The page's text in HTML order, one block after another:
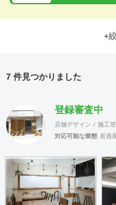
+
7 件見つかりました
登録審査中
店舗デザイン 施工
対応可能な業態 居酒